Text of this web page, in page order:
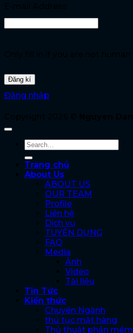
Đăng nhập
Trang chủ
About Us
ABOUT US
OUR TEAM
Profile
Liên hệ
Dịch vụ
TUYỂN DỤNG
FAQ
Media
Ảnh
Video
Tài liệu
Tin Tức
Kiến thức
Chuyên Ngành
thủ tục mặt hàng
Thủ thuật phần mềm